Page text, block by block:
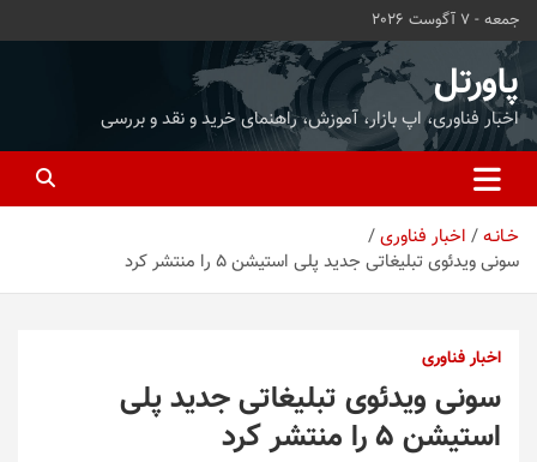
محتوا
بروید
جمعه - 7 آگوست 2026
پاورتل
اخبار فناوری، اپ بازار، آموزش، راهنمای خرید و نقد و بررسی
خـانـه
اخبار فناوری
سونی ویدئوی تبلیغاتی جدید پلی استیشن 5 را منتشر کرد
اخبار فناوری
سونی ویدئوی تبلیغاتی جدید پلی
استیشن 5 را منتشر کرد